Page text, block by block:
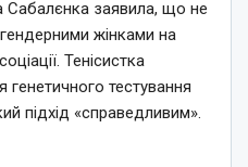
Сабалєнка заявила, що не
жінками на
Тенісистка
тестування
підхід «справедливим».